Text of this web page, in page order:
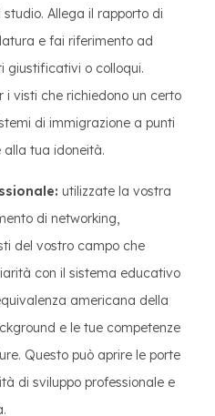
Allega il rapporto di
e fai riferimento ad
giustificativi o colloqui.
i visti che richiedono un certo
di immigrazione a punti
alla tua idoneità.
utilizzate la vostra
di networking,
del vostro campo che
con il sistema educativo
americana della
e le tue competenze
Questo può aprire le porte
di sviluppo professionale e